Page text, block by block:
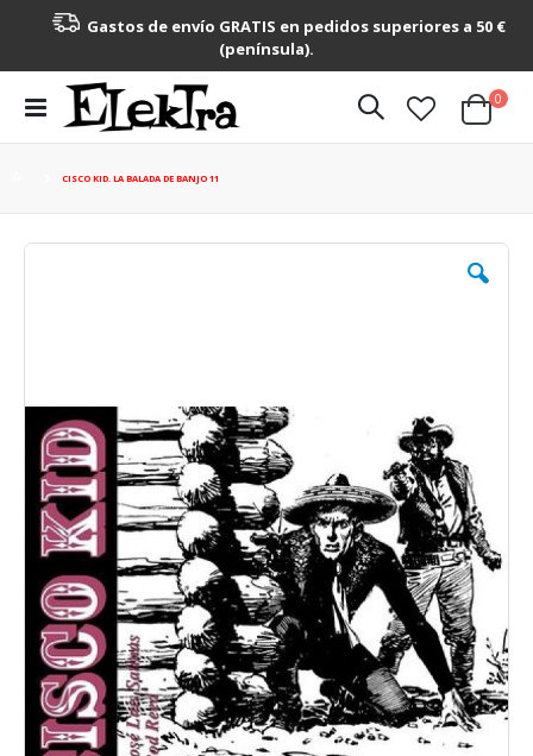
Gastos de envío GRATIS en pedidos superiores a 50 €
(península).
Toggle
Nav
Cart
0
CISCO KID. LA BALADA DE BANJO 11
Saltar
imágenes